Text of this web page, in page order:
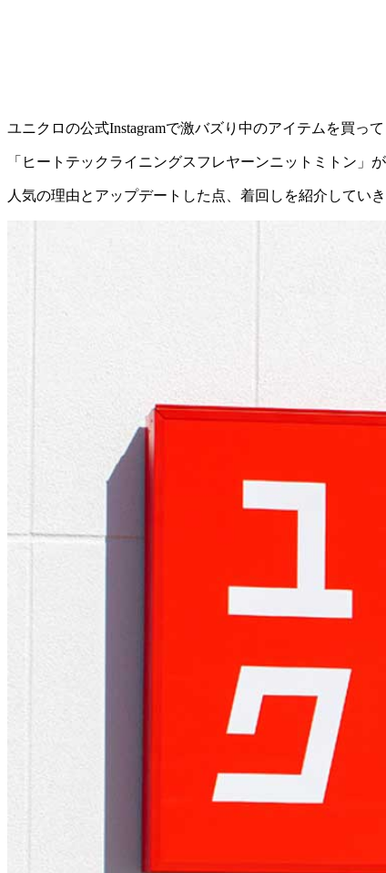
ユニクロの公式Instagramで激バズり中のアイテムを買って
「ヒートテックライニングスフレヤーンニットミトン」が
人気の理由とアップデートした点、着回しを紹介していき